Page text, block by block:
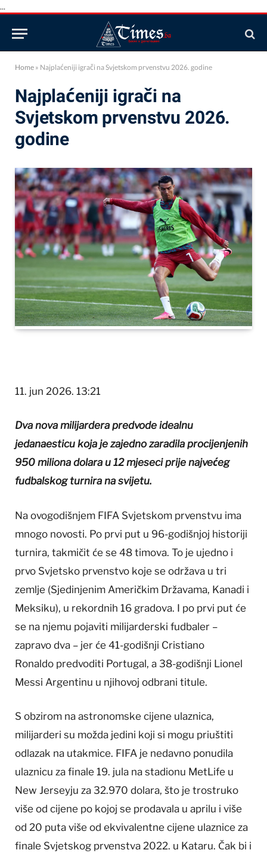
...
Home » Najplaćeniji igrači na Svjetskom prvenstvu 2026. godine
Najplaćeniji igrači na
Svjetskom prvenstvu 2026.
godine
11. jun 2026. 13:21
Dva nova milijardera predvode idealnu
jedanaesticu koja je zajedno zaradila procijenjenih
950 miliona dolara u 12 mjeseci prije najvećeg
fudbalskog turnira na svijetu.
Na ovogodišnjem FIFA Svjetskom prvenstvu ima
mnogo novosti. Po prvi put u 96-godišnjoj historiji
turnira, takmičit će se 48 timova. To je ujedno i
prvo Svjetsko prvenstvo koje se održava u tri
zemlje (Sjedinjenim Američkim Državama, Kanadi i
Meksiku), u rekordnih 16 gradova. I po prvi put će
se na njemu pojaviti milijarderski fudbaler –
zapravo dva – jer će 41-godišnji Cristiano
Ronaldo predvoditi Portugal, a 38-godišnji Lionel
Messi Argentinu u njihovoj odbrani titule.
S obzirom na astronomske cijene ulaznica,
milijarderi su možda jedini koji si mogu priuštiti
odlazak na utakmice. FIFA je nedavno ponudila
ulaznicu za finale 19. jula na stadionu MetLife u
New Jerseyju za 32.970 dolara, što je trostruko
više od cijene po kojoj se prodavala u aprilu i više
od 20 puta više od ekvivalentne cijene ulaznice za
finale Svjetskog prvenstva 2022. u Kataru. Čak bi i